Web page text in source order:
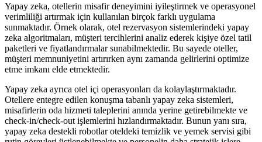
Yapay zeka, otellerin misafir deneyimini iyileştirmek ve operasyonel
verimliliği artırmak için kullanılan birçok farklı uygulama
sunmaktadır. Örnek olarak, otel rezervasyon sistemlerindeki yapay
zeka algoritmaları, müşteri tercihlerini analiz ederek kişiye özel tatil
paketleri ve fiyatlandırmalar sunabilmektedir. Bu sayede oteller,
müşteri memnuniyetini artırırken aynı zamanda gelirlerini optimize
etme imkanı elde etmektedir.
Yapay zeka ayrıca otel içi operasyonları da kolaylaştırmaktadır.
Otellere entegre edilen konuşma tabanlı yapay zeka sistemleri,
misafirlerin oda hizmeti taleplerini anında yerine getirebilmekte ve
check-in/check-out işlemlerini hızlandırmaktadır. Bunun yanı sıra,
yapay zeka destekli robotlar oteldeki temizlik ve yemek servisi gibi